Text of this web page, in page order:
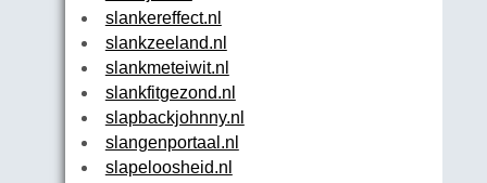
slankereffect.nl
slankzeeland.nl
slankmeteiwit.nl
slankfitgezond.nl
slapbackjohnny.nl
slangenportaal.nl
slapeloosheid.nl